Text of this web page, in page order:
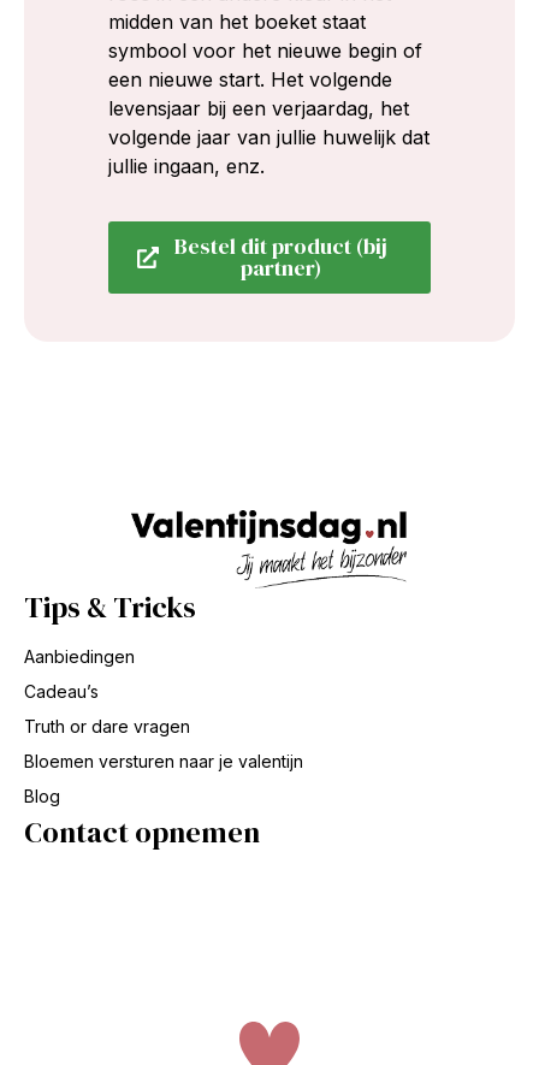
midden van het boeket staat
symbool voor het nieuwe begin of
een nieuwe start. Het volgende
levensjaar bij een verjaardag, het
volgende jaar van jullie huwelijk dat
jullie ingaan, enz.
Bestel dit product (bij
partner)
Tips & Tricks
Aanbiedingen
Cadeau’s
Truth or dare vragen
Bloemen versturen naar je valentijn
Blog
Contact opnemen